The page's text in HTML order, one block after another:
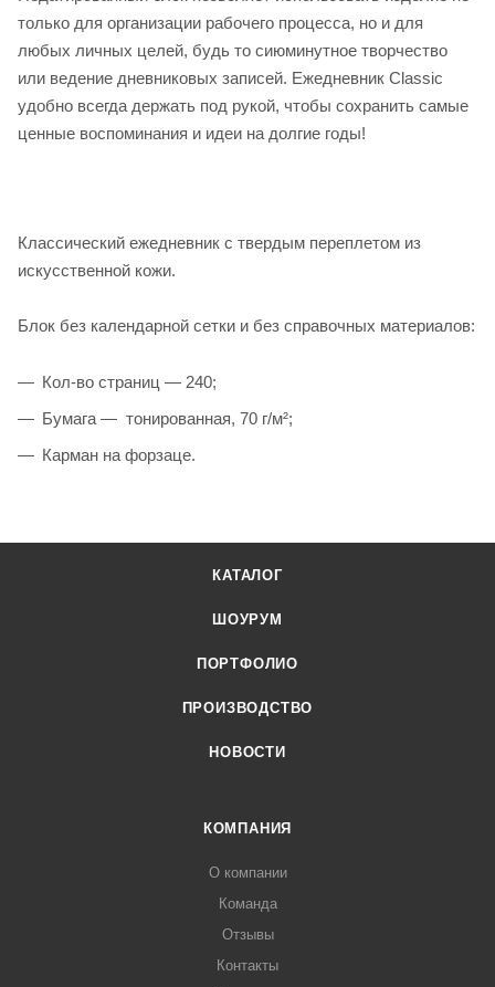
только для организации рабочего процесса, но и для
любых личных целей, будь то сиюминутное творчество
или ведение дневниковых записей. Ежедневник Classic
удобно всегда держать под рукой, чтобы сохранить самые
ценные воспоминания и идеи на долгие годы!
Классический ежедневник с твердым переплетом из
искусственной кожи.
Блок без календарной сетки и без справочных материалов:
Кол-во страниц — 240;
Бумага — тонированная, 70 г/м²;
Карман на форзаце.
КАТАЛОГ
ШОУРУМ
ПОРТФОЛИО
ПРОИЗВОДСТВО
НОВОСТИ
КОМПАНИЯ
О компании
Команда
Отзывы
Контакты